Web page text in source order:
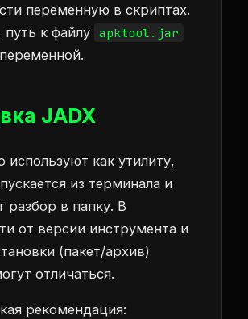
переменную в скриптах.
к файлу apktool.jar
JADX
используют как утилиту,
из терминала и
разбор в папку. В
от версии инструмента и
(пакет/архив)
отличаться.
рекомендация: